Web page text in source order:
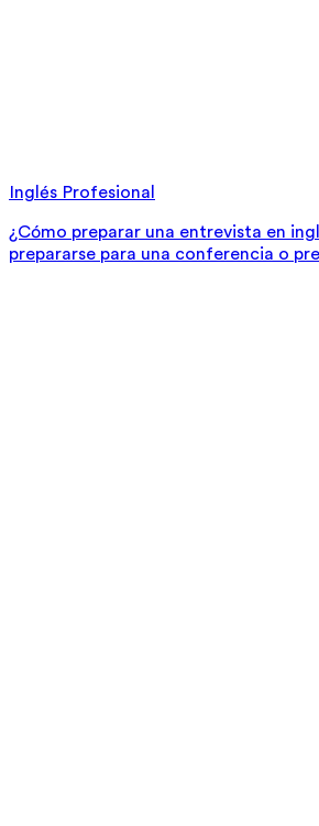
Inglés Profesional
¿Cómo preparar una entrevista en
prepararse para una conferencia o